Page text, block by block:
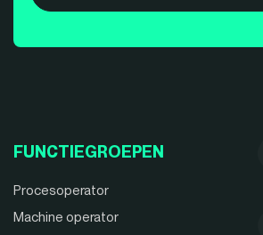
FUNCTIEGROEPEN
Procesoperator
Machine operator